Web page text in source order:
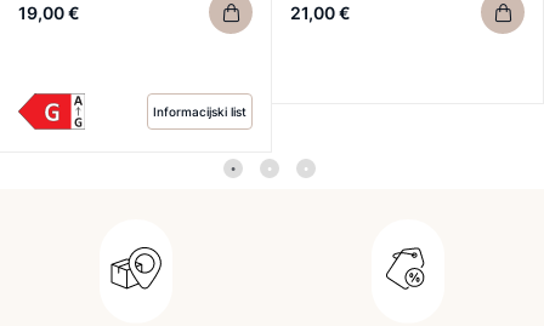
19,00 €
Informacijski list
21,00 €